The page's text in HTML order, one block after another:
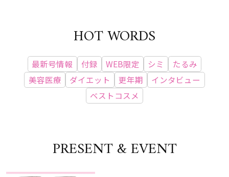
HOT WORDS
最新号情報 付録 WEB限定 シミ
たるみ
美容医療
ダイエット 更年期
インタビュー
ベストコスメ
PRESENT & EVENT